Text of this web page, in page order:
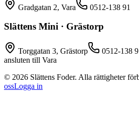
Gradgatan 2, Vara 0512-138 91
Slättens Mini · Grästorp
Torggatan 3, Grästorp 0512-138
ansluten till Vara
© 2026 Slättens Foder. Alla rättigheter
ossLogga in